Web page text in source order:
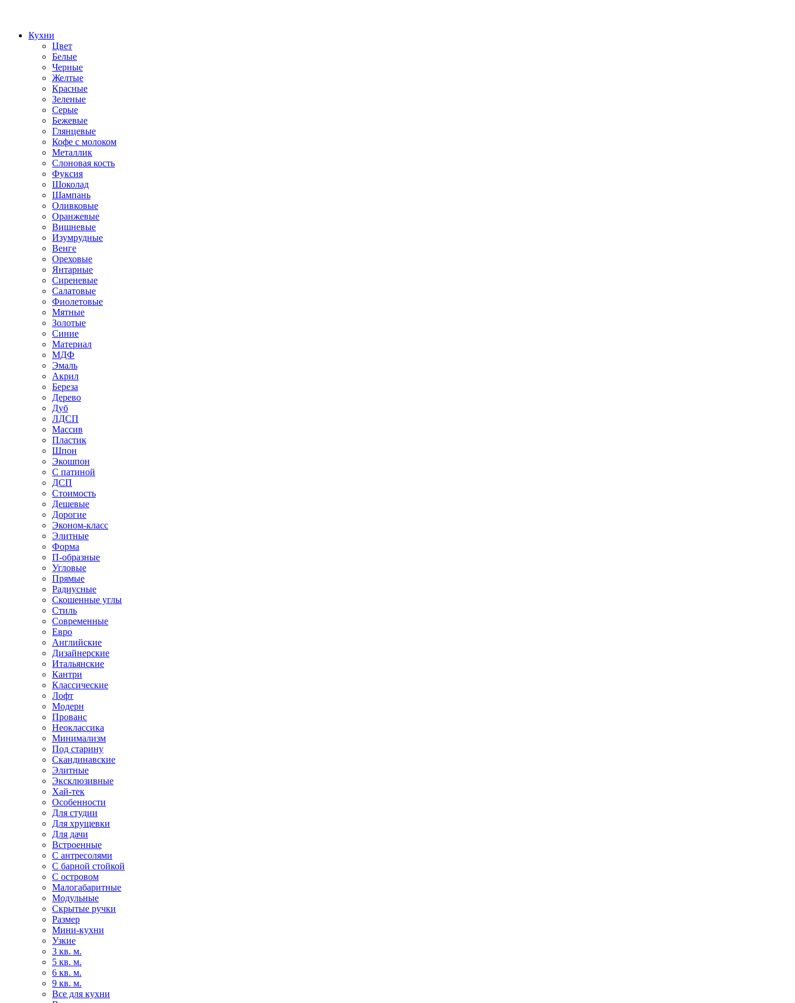
Кухни
Цвет
Белые
Черные
Желтые
Красные
Зеленые
Серые
Бежевые
Глянцевые
Кофе с молоком
Металлик
Слоновая кость
Фуксия
Шоколад
Шампань
Оливковые
Оранжевые
Вишневые
Изумрудные
Венге
Ореховые
Янтарные
Сиреневые
Салатовые
Фиолетовые
Мятные
Золотые
Синие
Материал
МДФ
Эмаль
Акрил
Береза
Дерево
Дуб
ЛДСП
Массив
Пластик
Шпон
Экошпон
С патиной
ДСП
Стоимость
Дешевые
Дорогие
Эконом-класс
Элитные
Форма
П-образные
Угловые
Прямые
Радиусные
Скошенные углы
Стиль
Современные
Евро
Английские
Дизайнерские
Итальянские
Кантри
Классические
Лофт
Модерн
Прованс
Неоклассика
Минимализм
Под старину
Скандинавские
Элитные
Эксклюзивные
Хай-тек
Особенности
Для студии
Для хрущевки
Для дачи
Встроенные
С антресолями
С барной стойкой
С островом
Малогабаритные
Модульные
Скрытые ручки
Размер
Мини-кухни
Узкие
3 кв. м.
5 кв. м.
6 кв. м.
9 кв. м.
Все для кухни